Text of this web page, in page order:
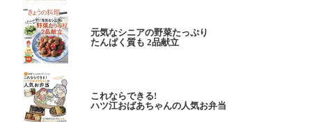
元気なシニアの野菜たっぷり
たんぱく質も 2品献立
これならできる!
ハツ江おばあちゃんの人気お弁当